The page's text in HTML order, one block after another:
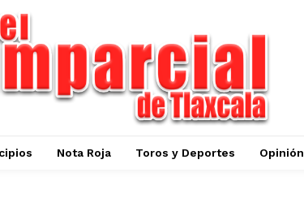
Nota Roja Toros y Deportes Opinión